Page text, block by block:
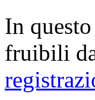
In
fruibili